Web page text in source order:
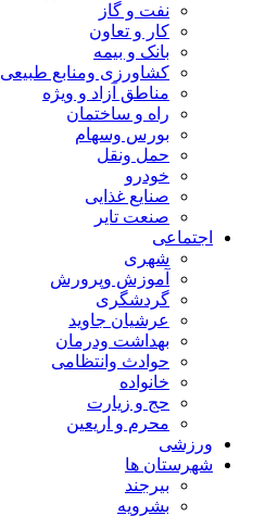
نفت و گاز
کار و تعاون
بانک و بیمه
کشاورزی ومنابع طبیعی
مناطق آزاد و ویژه
راه و ساختمان
بورس وسهام
حمل ونقل
خودرو
صنایع غذایی
صنعت تایر
اجتماعی
شهری
آموزش وپرورش
گردشگری
عرشیان جاوید
بهداشت ودرمان
حوادث وانتظامی
خانواده
حج و زیارت
محرم و اریعین
ورزشی
شهرستان ها
بیرجند
بشرویه